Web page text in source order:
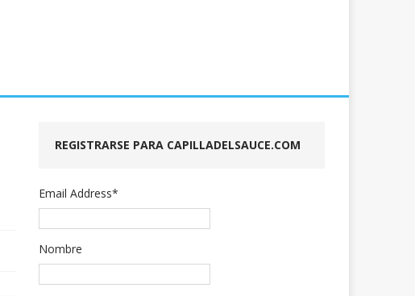
REGISTRARSE PARA CAPILLADELSAUCE.COM
Email Address*
Nombre